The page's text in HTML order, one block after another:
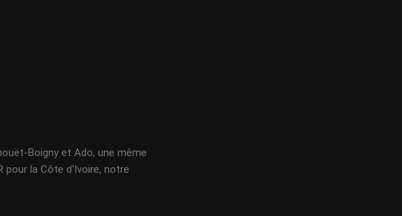
Boigny et Ado, une même
pour la Côte d'Ivoire, notre